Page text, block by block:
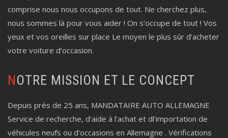
comprise nous nous occupons de tout. Ne cherchez plus,
nous sommes là pour vous aider ! On s’occupe de tout ! Vos
yeux et vos oreilles sur place Le moyen le plus sûr d’acheter
votre voiture d’occasion.
NOTRE MISSION ET LE CONCEPT
Depuis près de 25 ans, MANDATAIRE AUTO ALLEMAGNE
Service de recherche, d'aide à l'achat et dl'importation de
véhicules neufs ou d'occasions en Allemagne . Vérifications